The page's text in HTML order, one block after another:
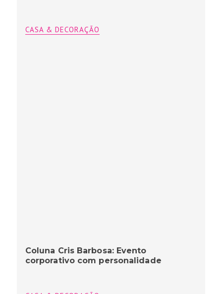
CASA & DECORAÇÃO
Coluna Cris Barbosa: Evento
corporativo com personalidade